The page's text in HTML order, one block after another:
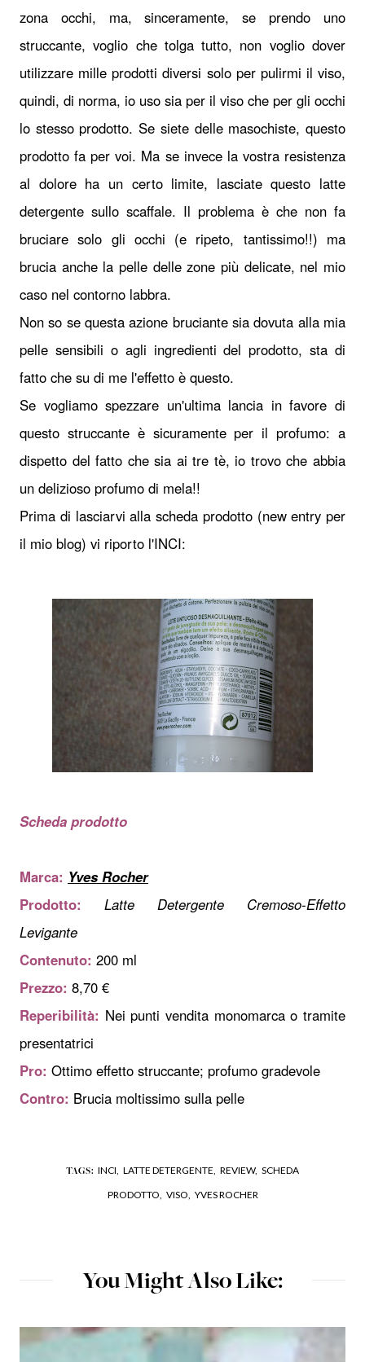
zona occhi, ma, sinceramente, se prendo uno
struccante, voglio che tolga tutto, non voglio dover
utilizzare mille prodotti diversi solo per pulirmi il viso,
quindi, di norma, io uso sia per il viso che per gli occhi
lo stesso prodotto. Se siete delle masochiste, questo
prodotto fa per voi. Ma se invece la vostra resistenza
al dolore ha un certo limite, lasciate questo latte
detergente sullo scaffale. Il problema è che non fa
bruciare solo gli occhi (e ripeto, tantissimo!!) ma
brucia anche la pelle delle zone più delicate, nel mio
caso nel contorno labbra.
Non so se questa azione bruciante sia dovuta alla mia
pelle sensibili o agli ingredienti del prodotto, sta di
fatto che su di me l'effetto è questo.
Se vogliamo spezzare un'ultima lancia in favore di
questo struccante è sicuramente per il profumo: a
dispetto del fatto che sia ai tre tè, io trovo che abbia
un delizioso profumo di mela!!
Prima di lasciarvi alla scheda prodotto (new entry per
il mio blog) vi riporto l'INCI:
Scheda prodotto
Marca: Yves Rocher
Prodotto:
Latte Detergente Cremoso-Effetto
Levigante
Contenuto: 200 ml
Prezzo: 8,70 €
Reperibilità: Nei punti vendita monomarca o tramite
presentatrici
Pro: Ottimo effetto struccante; profumo gradevole
Contro: Brucia moltissimo sulla pelle
TAGS: INCI, LATTE DETERGENTE, REVIEW, SCHEDA
PRODOTTO, VISO, YVES ROCHER
You Might Also Like: